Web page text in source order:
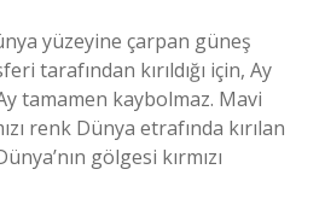
yüzeyine çarpan güneş
tarafından kırıldığı için, Ay
tamamen kaybolmaz. Mavi
renk Dünya etrafında kırılan
gölgesi kırmızı